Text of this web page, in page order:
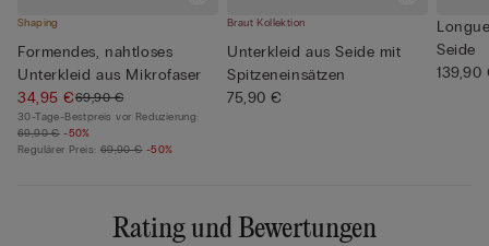
Shaping
Formendes, nahtloses
Unterkleid aus Mikrofaser
34,95 €69,90 €
30-Tage-Bestpreis vor Reduzierung:
69,90 € -50%
Regulärer Preis: 69,90 € -50%
Braut Kollektion
Unterkleid aus Seide mit
Spitzeneinsätzen
75,90 €
Seide
139,90
Rating und Bewertungen